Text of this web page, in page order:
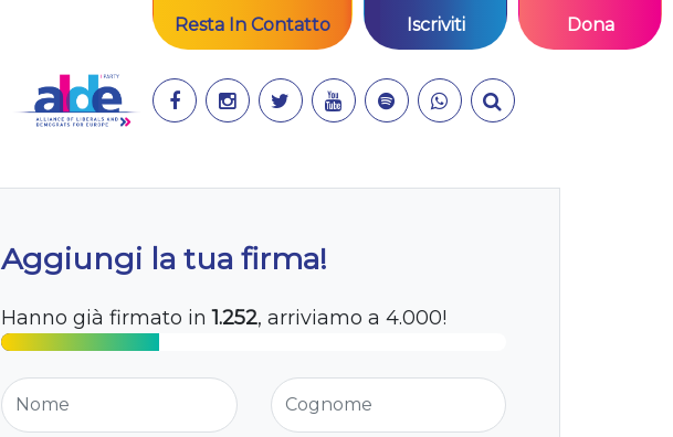
Resta In Contatto Iscriviti Dona
Aggiungi la tua firma!
Hanno già firmato in1.252, arriviamo a 4.000!
Nome Cognome